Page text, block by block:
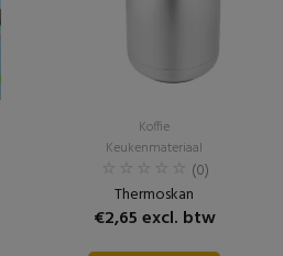
Koffie
Keukenmateriaal
(0)
Thermoskan
€2,65 excl. btw